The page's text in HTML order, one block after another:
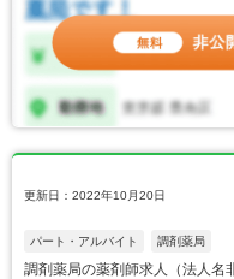
更新日：2022年10月20日
パート・アルバイト 調剤薬局
調剤薬局の薬剤師求人（法人